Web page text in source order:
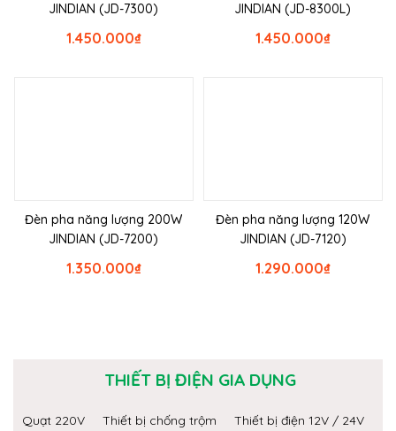
JINDIAN (JD-7300)
₫
1.450.000
JINDIAN (JD-8300L)
₫
1.450.000
Đèn pha năng lượng 200W
JINDIAN (JD-7200)
₫
1.350.000
Đèn pha năng lượng 120W
JINDIAN (JD-7120)
₫
1.290.000
THIẾT BỊ ĐIỆN GIA DỤNG
Quạt 220V Thiết bị chống trộm Thiết bị điện 12V / 24V